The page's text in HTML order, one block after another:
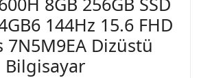
144Hz 15.6 FHD
7N5M9EA Dizüstü
Bilgisayar